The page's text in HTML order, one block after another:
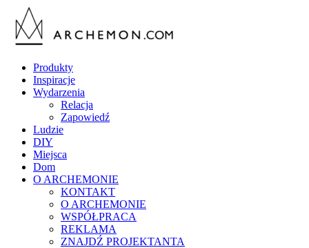
Produkty
Inspiracje
Wydarzenia
Relacja
Zapowiedź
Ludzie
DIY
Miejsca
Dom
O ARCHEMONIE
KONTAKT
O ARCHEMONIE
WSPÓŁPRACA
REKLAMA
ZNAJDŹ PROJEKTANTA